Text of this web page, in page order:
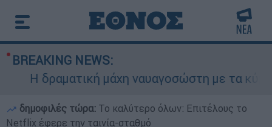
BREAKING NEWS:
Η δραματική μάχη ναυαγοσώστη με τα
δημοφιλές τώρα: Το καλύτερο όλων: Επιτέλους το
Netflix έφερε την ταινία-σταθμό